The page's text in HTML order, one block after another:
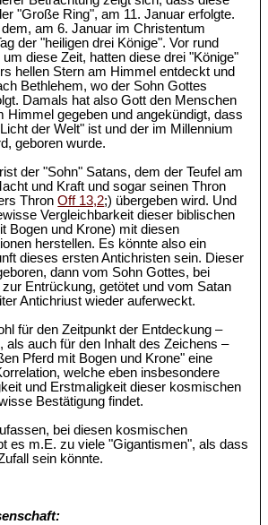
"Große Ring", am 11. Januar erfolgte.
am 6. Januar im Christentum
der "heiligen drei Könige". Vor rund
diese Zeit, hatten diese drei "Könige"
hellen Stern am Himmel entdeckt und
Bethlehem, wo der Sohn Gottes
Damals hat also Gott den Menschen
Himmel gegeben und angekündigt, dass
der Welt" ist und der im Millennium
geboren wurde.
der "Sohn" Satans, dem der Teufel am
und Kraft und sogar seinen Thron
ThronOff 13,2;) übergeben wird. Und
Vergleichbarkeit dieser biblischen
Bogen und Krone) mit diesen
herstellen. Es könnte also ein
dieses ersten Antichristen sein. Dieser
dann vom Sohn Gottes, bei
Entrückung, getötet und vom Satan
Antichriust wieder auferweckt.
für den Zeitpunkt der Entdeckung –
als auch für den Inhalt des Zeichens –
Pferd mit Bogen und Krone" eine
welche eben insbesondere
und Erstmaligkeit dieser kosmischen
Bestätigung findet.
bei diesen kosmischen
es m.E. zu viele "Gigantismen", als dass
sein könnte.